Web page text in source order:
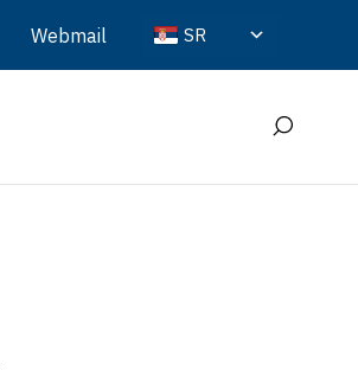
Webmail SR